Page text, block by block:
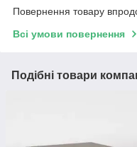
Повернення товару
Всі умови повернення
Подібні товари